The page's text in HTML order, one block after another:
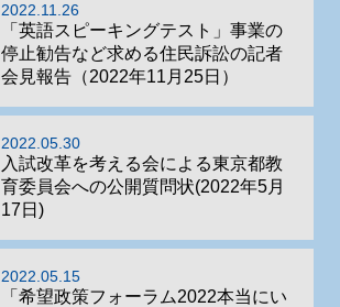
2022.11.26
「英語スピーキングテスト」事業の
停止勧告など求める住民訴訟の記者
会見報告（2022年11月25日）
2022.05.30
入試改革を考える会による東京都教
育委員会への公開質問状(2022年5月
17日)
2022.05.15
「希望政策フォーラム2022本当にい